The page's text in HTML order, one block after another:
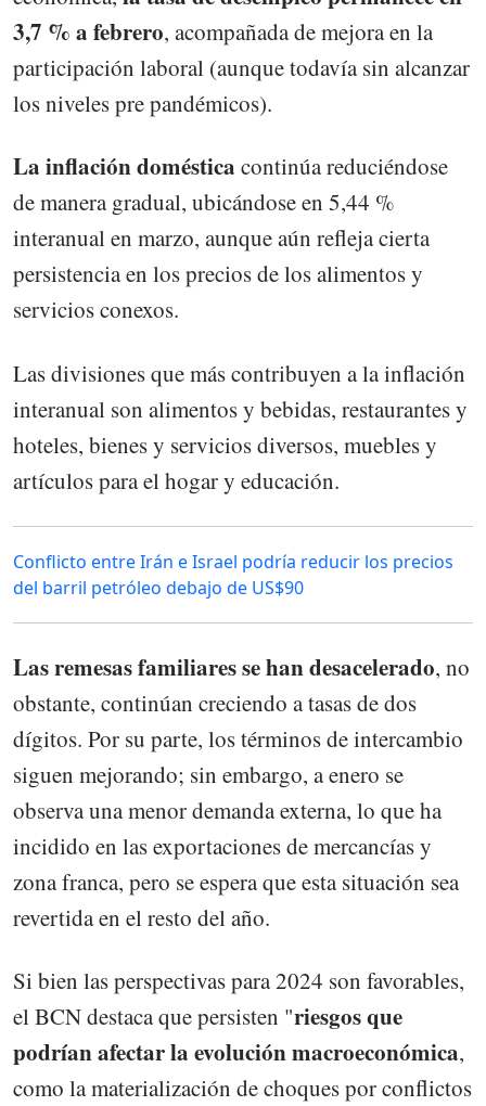
3,7 % a febrero, acompañada de mejora en la
participación laboral (aunque todavía sin alcanzar
los niveles pre pandémicos).
La inflación doméstica continúa reduciéndose
de manera gradual, ubicándose en 5,44 %
interanual en marzo, aunque aún refleja cierta
persistencia en los precios de los alimentos y
servicios conexos.
Las divisiones que más contribuyen a la inflación
interanual son alimentos y bebidas, restaurantes y
hoteles, bienes y servicios diversos, muebles y
artículos para el hogar y educación.
Conflicto entre Irán e Israel podría reducir los precios
del barril petróleo debajo de US$90
Las remesas familiares se han desacelerado, no
obstante, continúan creciendo a tasas de dos
dígitos. Por su parte, los términos de intercambio
siguen mejorando; sin embargo, a enero se
observa una menor demanda externa, lo que ha
incidido en las exportaciones de mercancías y
zona franca, pero se espera que esta situación sea
revertida en el resto del año.
Si bien las perspectivas para 2024 son favorables,
el BCN destaca que persisten "riesgos que
podrían afectar la evolución macroeconómica,
como la materialización de choques por conflictos